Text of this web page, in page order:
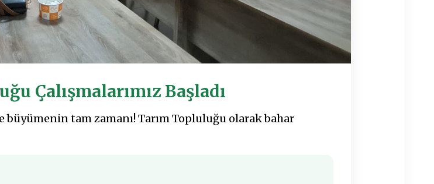
Çalışmalarımız Başladı
tam zamanı! Tarım Topluluğu olarak bahar